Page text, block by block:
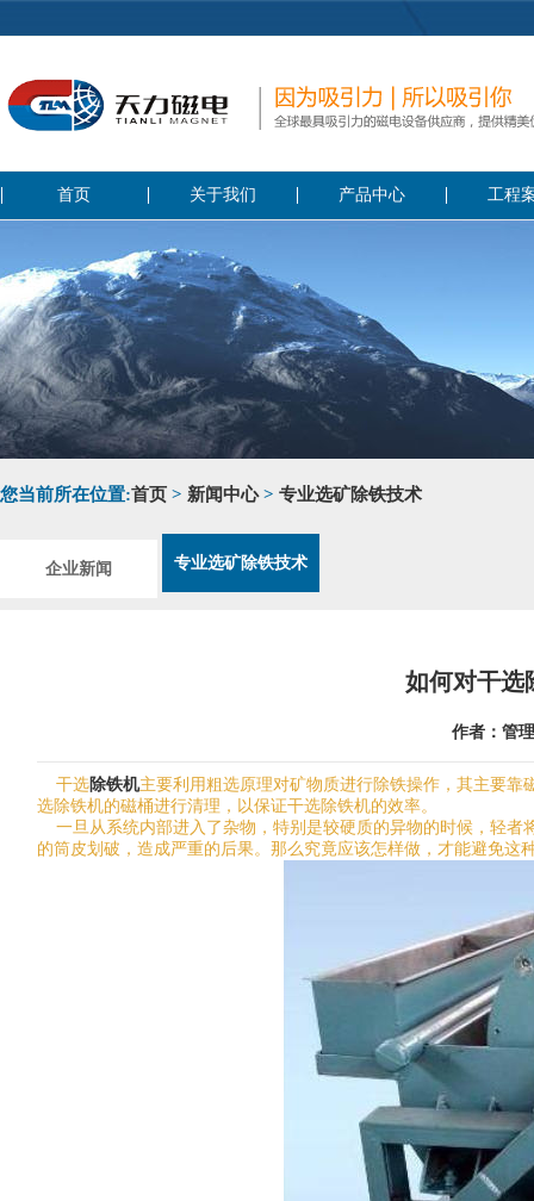
首页 关于我们 产品中心 工程
您当前所在位置:首页 > 新闻中心> 专业选矿除铁技术
企业新闻 专业选矿除铁技术
如何对干选
作者：管
干选除铁机主要利用粗选原理对矿物质进行除铁操作，其主要
选除铁机的磁桶进行清理，以保证干选除铁机的效率。
一旦从系统内部进入了杂物，特别是较硬质的异物的时候，轻者
的筒皮划破，造成严重的后果。那么究竟应该怎样做，才能避免